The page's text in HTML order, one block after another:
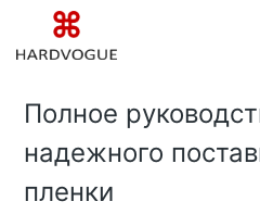
Полное
надежного
пленки